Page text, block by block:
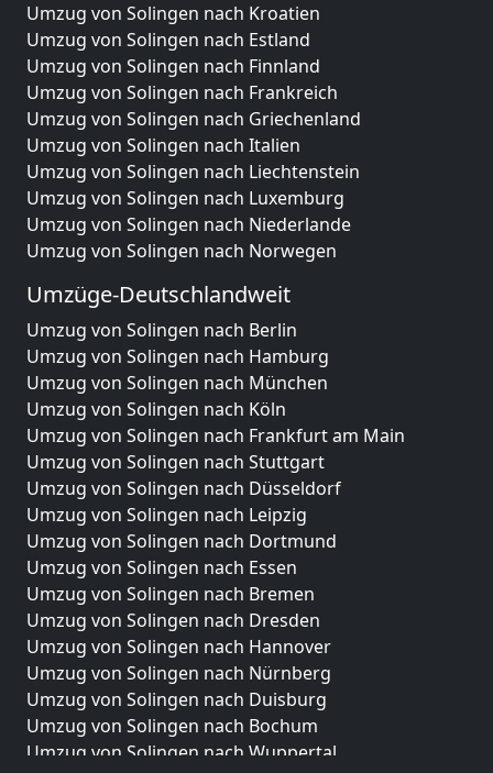
Umzug von Solingen nach Kroatien
Umzug von Solingen nach Estland
Umzug von Solingen nach Finnland
Umzug von Solingen nach Frankreich
Umzug von Solingen nach Griechenland
Umzug von Solingen nach Italien
Umzug von Solingen nach Liechtenstein
Umzug von Solingen nach Luxemburg
Umzug von Solingen nach Niederlande
Umzug von Solingen nach Norwegen
Umzüge-Deutschlandweit
Umzug von Solingen nach Berlin
Umzug von Solingen nach Hamburg
Umzug von Solingen nach München
Umzug von Solingen nach Köln
Umzug von Solingen nach Frankfurt am Main
Umzug von Solingen nach Stuttgart
Umzug von Solingen nach Düsseldorf
Umzug von Solingen nach Leipzig
Umzug von Solingen nach Dortmund
Umzug von Solingen nach Essen
Umzug von Solingen nach Bremen
Umzug von Solingen nach Dresden
Umzug von Solingen nach Hannover
Umzug von Solingen nach Nürnberg
Umzug von Solingen nach Duisburg
Umzug von Solingen nach Bochum
Umzug von Solingen nach Wuppertal